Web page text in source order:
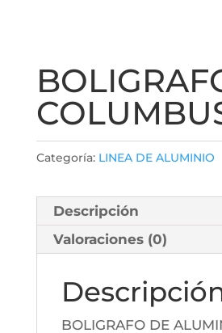
Categoría: LINEA DE ALUMINIO
Descripción
Valoraciones (0)
BOLIGRAFO DE